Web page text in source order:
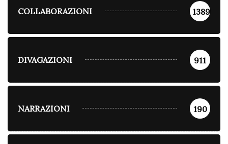
COLLABORAZIONI 1389
DIVAGAZIONI 911
NARRAZIONI 190